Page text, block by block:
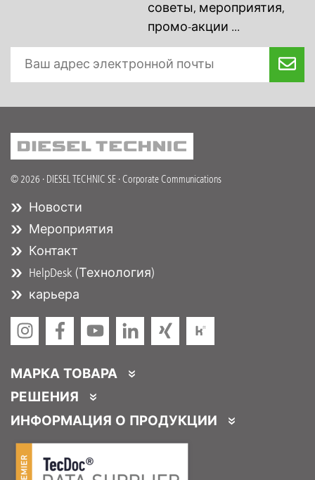
советы, мероприятия,
промо-акции ...
© 2026 · DIESEL TECHNIC SE · Corporate Communications
Новости
Мероприятия
Контакт
HelpDesk (Технология)
карьера
МАРКА ТОВАРА
DT Spare Parts
РЕШЕНИЯ
Partner Portal
Услуги для партнеров
ИНФОРМАЦИЯ О ПРОДУКЦИИ
Каталоги продукции
Product Promotions